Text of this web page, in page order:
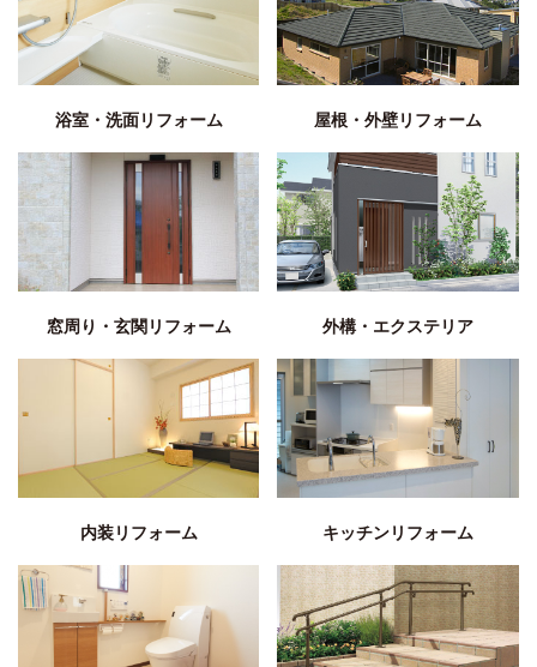
浴室・洗面リフォーム
窓周り・玄関リフォーム
内装リフォーム
屋根・外壁リフォーム
外構・エクステリア
キッチンリフォーム